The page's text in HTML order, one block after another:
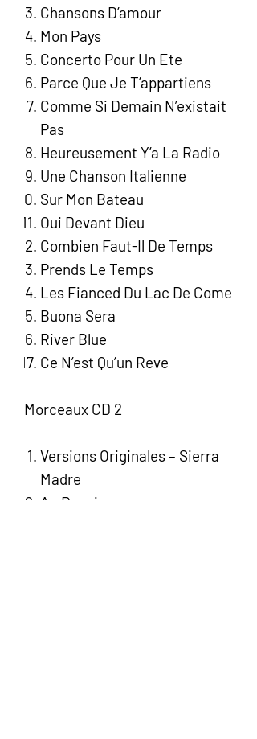
Chansons D’amour
Mon Pays
Concerto Pour Un Ete
Parce Que Je T’appartiens
Comme Si Demain N’existait
Pas
Heureusement Y’a La Radio
Une Chanson Italienne
Sur Mon Bateau
Oui Devant Dieu
Combien Faut-Il De Temps
Prends Le Temps
Les Fianced Du Lac De Come
Buona Sera
River Blue
Ce N’est Qu’un Reve
Morceaux CD 2
Versions Originales – Sierra
Madre
Au Revoir